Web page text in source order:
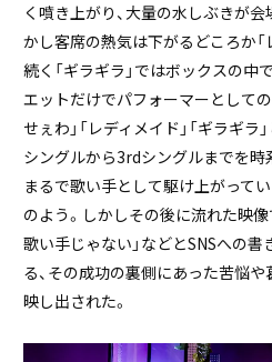
く噴き上がり、大量の水しぶきが
かし客席の熱気は下がるどころか「
続く「ギラギラ」ではボックスの中
エットだけでパフォーマーとして
せぇわ」「レディメイド」「ギラギ
シングルから3rdシングルまでを時
まるで歌い手として駆け上がって
のよう。しかしその後に流れた映
歌い手じゃない」などとSNSへの
る、その成功の裏側にあった苦悩
映し出された。